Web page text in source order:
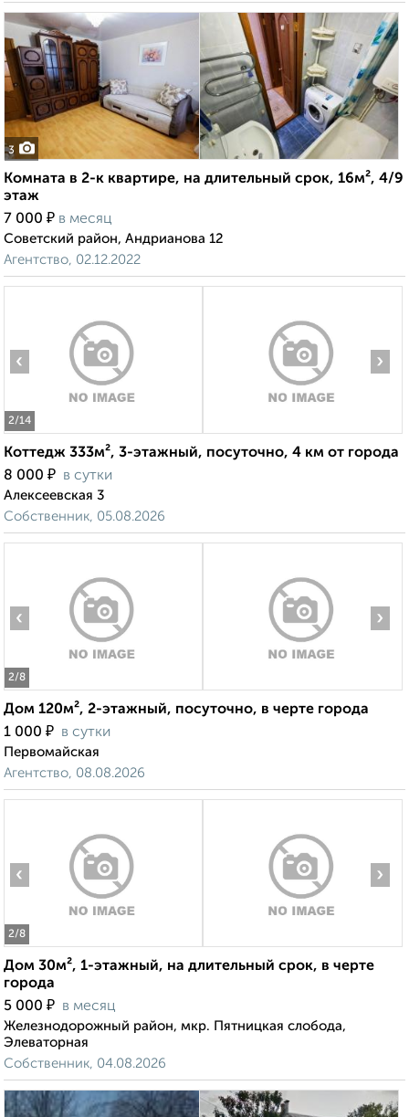
3
Комната в 2-к квартире, на длительный срок, 16м², 4/9
этаж
7 000 ₽ в месяц
Советский район, Андрианова 12
Агентство, 02.12.2022
2/14
‹ ›
Коттедж 333м², 3-этажный, посуточно, 4 км от города
8 000 ₽ в сутки
Алексеевская 3
Собственник, 05.08.2026
2/8
‹ ›
Дом 120м², 2-этажный, посуточно, в черте города
1 000 ₽ в сутки
Первомайская
Агентство, 08.08.2026
2/8
‹ ›
Дом 30м², 1-этажный, на длительный срок, в черте
города
5 000 ₽ в месяц
Железнодорожный район, мкр. Пятницкая слобода,
Элеваторная
Собственник, 04.08.2026